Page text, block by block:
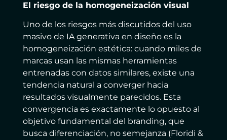
El riesgo de la homogeneización visual
Uno de los riesgos más discutidos del uso
masivo de IA generativa en diseño es la
homogeneización estética: cuando miles de
marcas usan las mismas herramientas
entrenadas con datos similares, existe una
tendencia natural a converger hacia
resultados visualmente parecidos. Esta
convergencia es exactamente lo opuesto al
objetivo fundamental del branding, que
busca diferenciación, no semejanza (Floridi &